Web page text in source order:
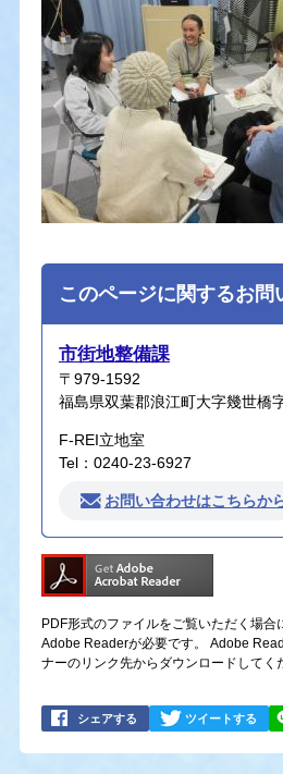
このページに関するお問
市街地整備課
〒979-1592
福島県双葉郡浪江町大字幾世橋
F-REI立地室
Tel：0240-23-6927
お問い合わせはこちらか
PDF形式のファイルをご覧いただく場
Adobe Readerが必要です。
Adobe
ナーのリンク先からダウンロードしてく
シェアする ツイートする